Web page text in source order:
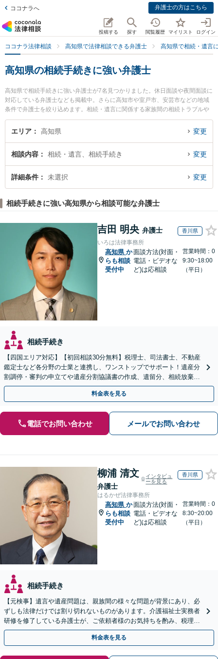
ココナラへ 弁護士の方はこちら
投稿する 探す 閲覧履歴 マイリスト ログイン
ココナラ法律相談 高知県で法律相談できる弁護士 高知県で相続・遺言
高知県の相続手続きに強い弁護士
高知県で相続手続きに強い弁護士が7名見つかりました。休日面談や夜間面談に
対応している弁護士なども掲載中。さらに高知市や室戸市、安芸市などの地域
条件で弁護士を絞り込めます。相続・遺言に関係する家族間の相続トラブルや
認知症の相続、遺産分割等の細かな分野での絞り込み検索もでき便利です。特
にやいろ法律事務所の市川 耕士弁護士や高知ロイヤルオーク法律事務所の小野
続手続きのトラブルを今すぐに弁護士に相談したい』『相続手続きのトラブル
解決の実績豊富な近くの弁護士を検索したい』『初回相談無料で相続手続きを
法律相談できる高知県内の弁護士に相談予約したい』などでお困りの相談者さ
エリア 高知県 変更
相談内容 相続・遺言、相続手続き 変更
詳細条件 未選択 変更
相続手続きに強い高知県から相談可能な弁護士
吉田 明央 弁護士 香川県
いろは法律事務所
高知県 か
らも相談
受付中
面談方法(対面・
電話・ビデオな
ど)は応相談
営業時間：0
9:30~18:00
（平日）
相続手続き
【四国エリア対応】【初回相談30分無料】税理士、司法書士、不動産
鑑定士など各分野の士業と連携し、ワンストップでサポート！遺産分
割調停・審判の申立てや遺産分割協議書の作成、遺留分、相続放棄、
遺言書など幅広いご相談に対応【オンライン面談OK】
料金表を見る
電話でお問い合わせ メールでお問い合わせ
柳浦 清文
弁護士
インタビュ
ーを見る
香川県
はるかぜ法律事務所
高知県 か
らも相談
受付中
面談方法(対面・
電話・ビデオな
ど)は応相談
営業時間：0
8:30~20:00
（平日）
相続手続き
【元検事】遺言や遺産問題は、親族間の様々な問題が背景にあり、必
ずしも法律だけでは割り切れないものがあります。介護福祉士実務者
研修を修了している弁護士が、ご依頼者様のお気持ちを酌み、税理士
など他士業とも密接に連携しながら丁寧に対応いたします。
料金表を見る